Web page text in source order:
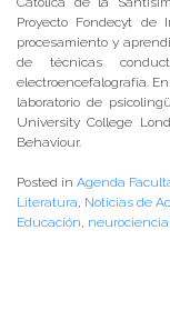
Proyecto Fondecyt
procesamiento y
de técnicas
electroencefalografía.
laboratorio de
University College
Behaviour.
Posted in Agenda
Literatura, Noticias de
Educación,